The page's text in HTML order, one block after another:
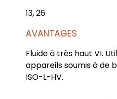
13, 26
AVANTAGES
Fluide à très haut VI.
appareils soumis à de
ISO-L-HV.